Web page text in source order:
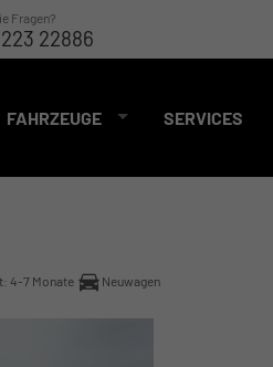
Fragen?
22886
FAHRZEUGE SERVICES
4-7 Monate Neuwagen